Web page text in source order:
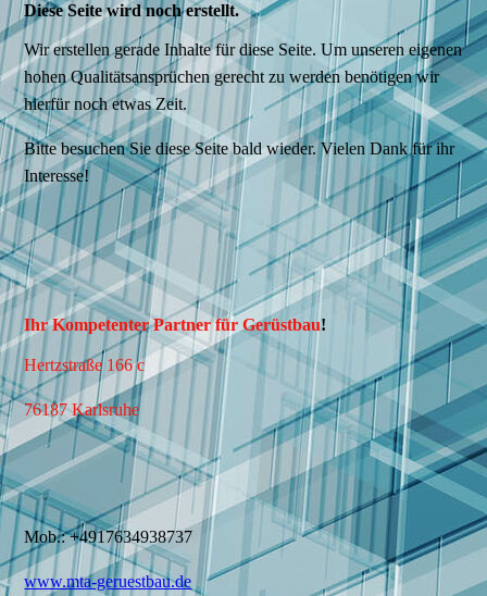
Diese Seite wird noch erstellt.
Wir erstellen gerade Inhalte für diese Seite. Um unseren eigenen
hohen Qualitätsansprüchen gerecht zu werden benötigen wir
hierfür noch etwas Zeit.
Bitte besuchen Sie diese Seite bald wieder. Vielen Dank für ihr
Interesse!
Ihr Kompetenter Partner für Gerüstbau!
Hertzstraße 166 c
76187 Karlsruhe
Mob.: +4917634938737
www.mta-geruestbau.de